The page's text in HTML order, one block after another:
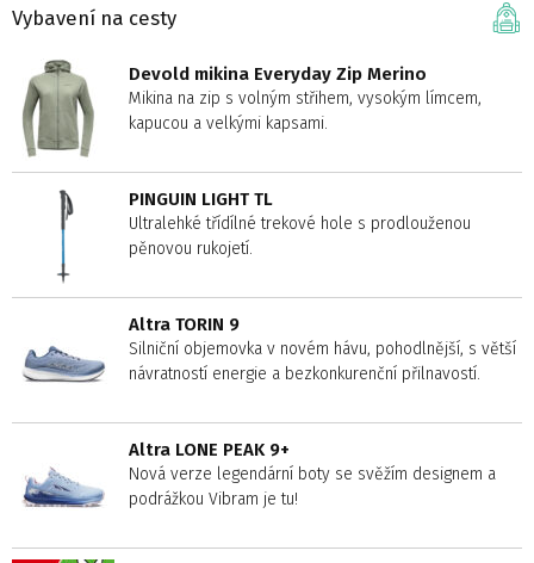
Vybavení na cesty
Devold mikina Everyday Zip Merino
Mikina na zip s volným střihem, vysokým límcem,
kapucou a velkými kapsami.
PINGUIN LIGHT TL
Ultralehké třídílné trekové hole s prodlouženou
pěnovou rukojetí.
Altra TORIN 9
Silniční objemovka v novém hávu, pohodlnější, s větší
návratností energie a bezkonkurenční přilnavostí.
Altra LONE PEAK 9+
Nová verze legendární boty se svěžím designem a
podrážkou Vibram je tu!